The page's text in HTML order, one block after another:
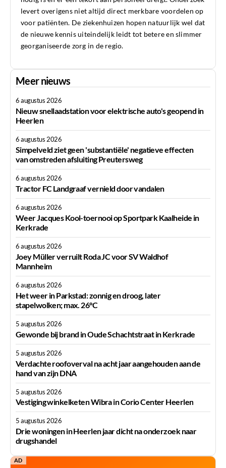
levert overigens niet altijd direct merkbare voordelen op
voor patiënten. De ziekenhuizen hopen natuurlijk wel dat
de nieuwe kennis uiteindelijk leidt tot betere en slimmer
georganiseerde zorg in de regio.
Meer nieuws
6 augustus 2026
Nieuw snellaadstation voor elektrische auto's geopend in
Heerlen
6 augustus 2026
Simpelveld ziet geen 'substantiële' negatieve effecten
van omstreden afsluiting Preutersweg
6 augustus 2026
Tractor FC Landgraaf vernield door vandalen
6 augustus 2026
Weer Jacques Kool-toernooi op Sportpark Kaalheide in
Kerkrade
6 augustus 2026
Joey Müller verruilt Roda JC voor SV Waldhof
Mannheim
6 augustus 2026
Het weer in Parkstad: zonnig en droog, later
stapelwolken; max. 26°C
5 augustus 2026
Gewonde bij brand in Oude Schachtstraat in Kerkrade
5 augustus 2026
Verdachte roofoverval na acht jaar aangehouden aan de
hand van zijn DNA
5 augustus 2026
Vestiging winkelketen Wibra in Corio Center Heerlen
5 augustus 2026
Drie woningen in Heerlen jaar dicht na onderzoek naar
drugshandel
AD